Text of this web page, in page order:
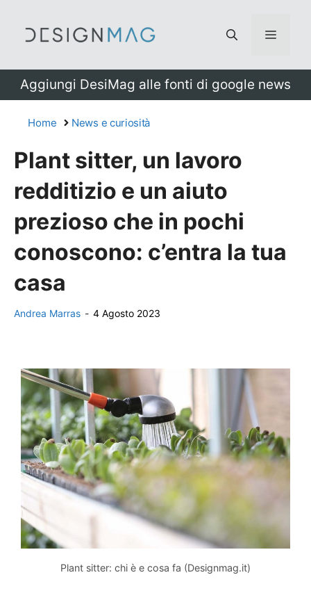
Menu
Aggiungi DesiMag alle fonti di google news
Home News e curiosità
Plant sitter, un lavoro
redditizio e un aiuto
prezioso che in pochi
conoscono: c’entra la tua
casa
Andrea Marras - 4 Agosto 2023
Plant sitter: chi è e cosa fa (Designmag.it)